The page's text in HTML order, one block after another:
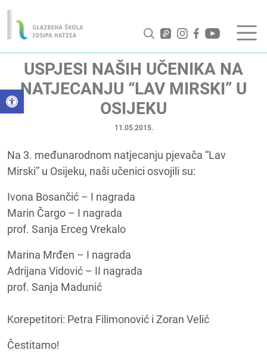
Open toolbar
USPJESI NAŠIH UČENIKA NA
NATJECANJU “LAV MIRSKI” U
OSIJEKU
11.05.2015.
Na 3. međunarodnom natjecanju pjevača “Lav
Mirski” u Osijeku, naši učenici osvojili su:
Ivona Bosančić – I nagrada
Marin Čargo – I nagrada
prof. Sanja Erceg Vrekalo
Marina Mrđen – I nagrada
Adrijana Vidović – II nagrada
prof. Sanja Madunić
Korepetitori: Petra Filimonović i Zoran Velić
Čestitamo!